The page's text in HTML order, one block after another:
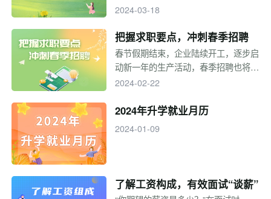
务。2021年，中组部、人社部、教育
至2025年实施第四轮高校毕业生“三支
一扶”计划，每年选派3.2万名左右高校
毕业生到基层服务。“三支一扶”不同的
招募信息从哪获取？一起来看专题！
2024-03-18
把握求职要点，冲刺春季招聘
春节假期结束，企业陆续开工，逐步启
动新一年的生产活动，春季招聘也将迎
来最重要的“金三银四”阶段，而有些企
此一定要早做准备。那么春招季求职有
2024-02-22
2024年升学就业月历
2024-01-09
了解工资构成，有效面试“谈薪”